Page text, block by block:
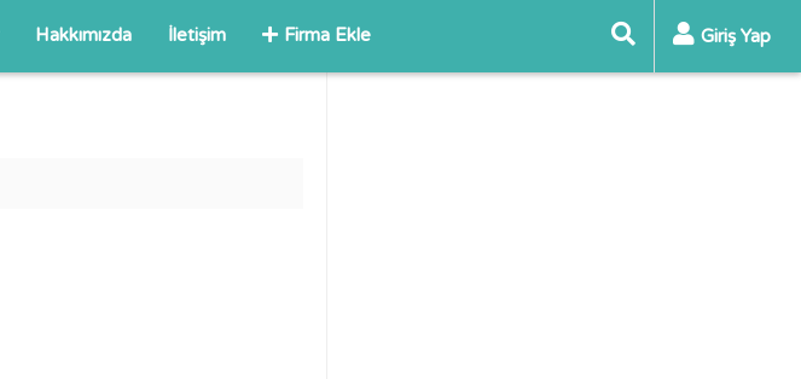
Hakkımızda İletişim Firma Ekle Giriş Yap